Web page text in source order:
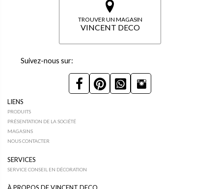
TROUVER UN MAGASIN
VINCENT DECO
Suivez-nous sur:
LIENS
PRODUITS
PRÉSENTATION DE LA SOCIÉTÉ
MAGASINS
NOUS CONTACTER
SERVICES
SERVICE CONSEIL EN DÉCORATION